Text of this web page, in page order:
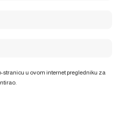
stranicu u ovom internet pregledniku za